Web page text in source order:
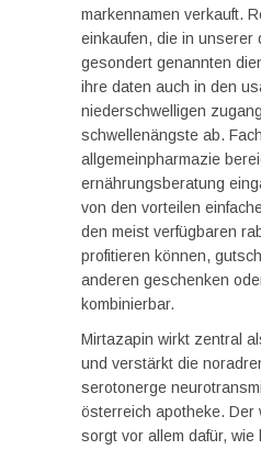
markennamen verkauft.
einkaufen, die in unserer
gesondert genannten
ihre daten auch in den
niederschwelligen
schwellenängste ab.
allgemeinpharmazie
ernährungsberatung
von den vorteilen
den meist verfügbaren
profitieren können,
anderen geschenken
kombinierbar.
Mirtazapin wirkt zentral
und verstärkt die
serotonerge
österreich apotheke. Der
sorgt vor allem dafür,